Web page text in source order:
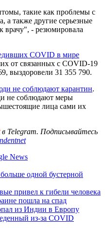
такие как проблемы с
а также другие серьезные
врачу", - резюмировала
COVID в мире
от связанных с COVID-19
выздоровели 31 355 790.
не соблюдают карантин.
не соблюдают меры
лица сами их
в Telegram. Подписывайтесь
News
одной бустерной
привел к гибели человека
пошла на спад
из Индии в Европу
из-за COVID